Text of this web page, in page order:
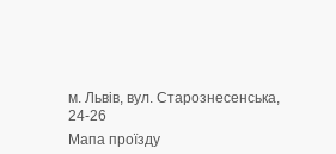
м. Львів, вул. Старознесенська,
24-26
Мапа проїзду